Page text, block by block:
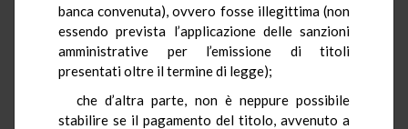
banca convenuta), ovvero fosse illegittima (non
essendo prevista l’applicazione delle sanzioni
amministrative per l’emissione di titoli
presentati oltre il termine di legge);
che d’altra parte, non è neppure possibile
stabilire se il pagamento del titolo, avvenuto a